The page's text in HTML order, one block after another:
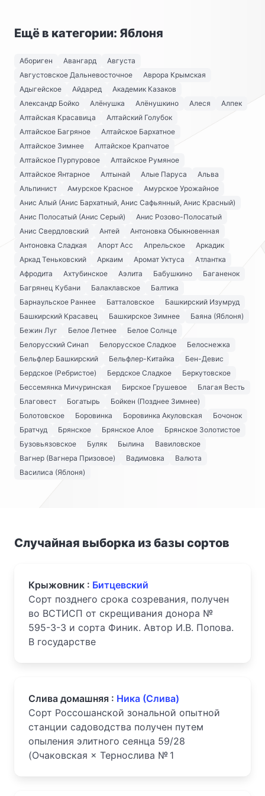
Ещё в категории: Яблоня
Абориген Авангард
Августа
Августовское Дальневосточное
Аврора Крымская
Адыгейское
Айдаред
Академик Казаков
Александр Бойко
Алёнушка Алёнушкино Алеся
Алпек
Алтайская Красавица
Алтайский Голубок
Алтайское Багряное
Алтайское Бархатное
Алтайское Зимнее
Алтайское Крапчатое
Алтайское Пурпуровое
Алтайское Румяное
Алтайское Янтарное
Алтынай Алые Паруса
Альва
Альпинист
Амурское Красное
Амурское Урожайное
Анис Алый (Анис Бархатный, Анис Сафьянный, Анис Красный)
Анис Полосатый (Анис Серый)
Анис Розово-Полосатый
Анис Свердловский
Антей
Антоновка Обыкновенная
Антоновка Сладкая
Апорт Асс Апрельское
Аркадик
Аркад Теньковский
Аркаим Аромат Уктуса
Атлантка
Афродита
Ахтубинское Аэлита Бабушкино
Баганенок
Багрянец Кубани
Балаклавское
Балтика
Барнаульское Раннее
Батталовское
Башкирский Изумруд
Башкирский Красавец
Башкирское Зимнее
Баяна (Яблоня)
Бежин Луг
Белое Летнее
Белое Солнце
Белорусский Синап
Белорусское Сладкое
Белоснежка
Бельфлер Башкирский
Бельфлер-Китайка
Бен-Девис
Бердское (Ребристое)
Бердское Сладкое
Беркутовское
Бессемянка Мичуринская
Бирское Грушевое
Благая Весть
Благовест
Богатырь
Бойкен (Позднее Зимнее)
Болотовское
Боровинка Боровинка Акуловская
Бочонок
Братчуд
Брянское Брянское Алое
Брянское Золотистое
Бузовьязовское
Буляк Былина
Вавиловское
Вагнер (Вагнера Призовое)
Вадимовка
Валюта
Василиса (Яблоня)
Случайная выборка из базы сортов
Крыжовник : Битцевский
Сорт позднего срока созревания, получен
во ВСТИСП от скрещивания донора №
595-3-3 и сорта Финик. Автор И.В. Попова.
В государстве
Слива домашняя : Ника (Слива)
Сорт Россошанской зональной опытной
станции садоводства получен путем
опыления элитного сеянца 59/28
(Очаковская × Тернослива № 1